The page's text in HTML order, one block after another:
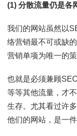
(1) 分散流量仍是各
我们的网站虽然以
络营销最不可或缺
营销单项为唯一的策
也就是必须兼顾
等等其他流量，才
生存。尤其看过许
他们的网站，是一